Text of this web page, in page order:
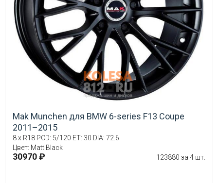
Mak Munchen для BMW 6-series F13 Coupe
2011–2015
8 x R18 PCD: 5/120 ET: 30 DIA: 72.6
Цвет: Matt Black
30970 ₽ 123880 за 4 шт.